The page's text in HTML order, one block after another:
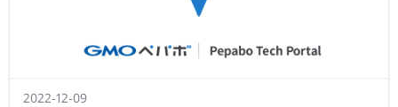
2022-12-09